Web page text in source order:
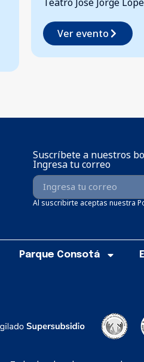
Ver evento
Suscríbete a nuestros
Ingresa tu correo
Al suscribirte aceptas nuestra
Parque Consotá